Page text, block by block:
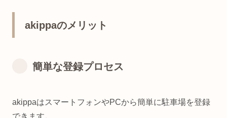
akippaのメリット
簡単な登録プロセス
akippaはスマートフォンやPCから簡単に駐車場を登録